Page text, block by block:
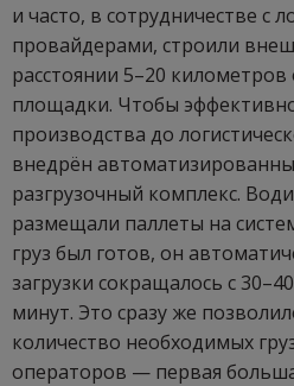
и часто, в сотрудничестве с
провайдерами, строили
расстоянии 5–20
площадки. Чтобы
производства до
внедрён
разгрузочный комплекс.
размещали паллеты на
груз был готов, он
загрузки сокращалось с
минут. Это сразу же
количество необходимых
операторов — первая